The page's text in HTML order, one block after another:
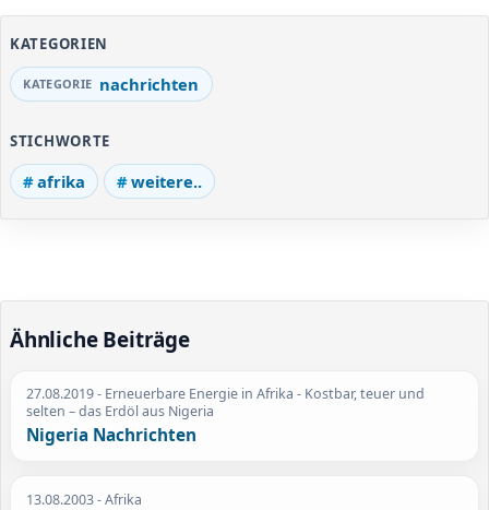
KATEGORIEN
nachrichten
STICHWORTE
afrika weitere..
Ähnliche Beiträge
27.08.2019- Erneuerbare Energie in Afrika - Kostbar, teuer und
selten – das Erdöl aus Nigeria
Nigeria Nachrichten
13.08.2003- Afrika